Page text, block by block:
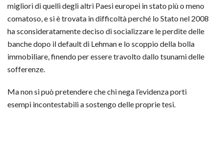
migliori di quelli degli altri Paesi europei in stato più o meno
comatoso, e si è trovata in difficoltà perché lo Stato nel 2008
ha sconsideratamente deciso di socializzare le perdite delle
banche dopo il default di Lehman e lo scoppio della bolla
immobiliare, finendo per essere travolto dallo tsunami delle
sofferenze.
Ma non si può pretendere che chi nega l’evidenza porti
esempi incontestabili a sostengo delle proprie tesi.